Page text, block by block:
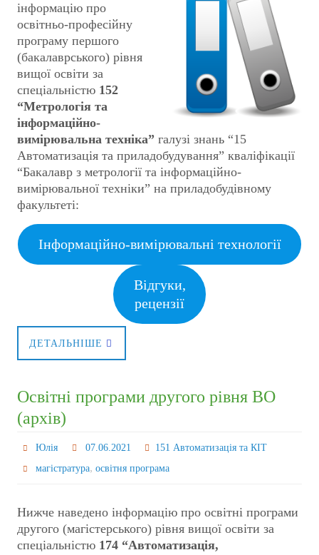
інформацію про
освітньо-професійну
програму першого
(бакалаврського) рівня
вищої освіти за
спеціальністю 152
“Метрологія та
інформаційно-
вимірювальна техніка” галузі знань “15
Автоматизація та приладобудування” кваліфікації
“Бакалавр з метрології та інформаційно-
вимірювальної техніки” на приладобудівному
факультеті:
Інформаційно-вимірювальні технології
Відгуки,
рецензії
ДЕТАЛЬНІШЕ
Освітні програми другого рівня ВО
(архів)
Юлія 07.06.2021
151 Автоматизація та КІТ
магістратура,освітня програма
Нижче наведено інформацію про освітні програми
другого (магістерського) рівня вищої освіти за
спеціальністю 174 “Автоматизація,